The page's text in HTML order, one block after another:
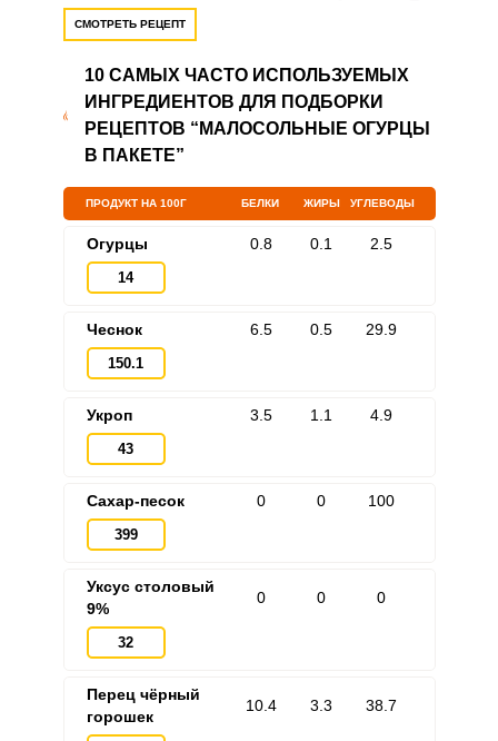
СМОТРЕТЬ РЕЦЕПТ
10 САМЫХ ЧАСТО ИСПОЛЬЗУЕМЫХ
ИНГРЕДИЕНТОВ ДЛЯ ПОДБОРКИ
РЕЦЕПТОВ “МАЛОСОЛЬНЫЕ ОГУРЦЫ
В ПАКЕТЕ”
ПРОДУКТ НА 100Г БЕЛКИ ЖИРЫ УГЛЕВОДЫ
Огурцы
14
0.8 0.1 2.5
Чеснок
150.1
6.5 0.5 29.9
Укроп
43
3.5 1.1 4.9
Сахар-песок
399
0 0 100
Уксус столовый
9%
32
0 0 0
Перец чёрный
горошек
10.4 3.3 38.7